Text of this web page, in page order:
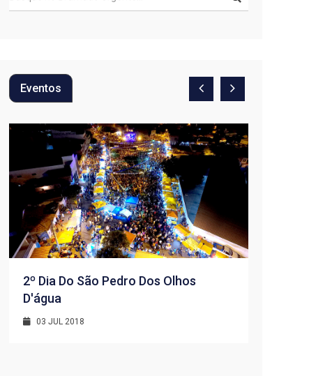
Eventos
2º Dia Do São Pedro Dos Olhos
D'água
03 JUL 2018